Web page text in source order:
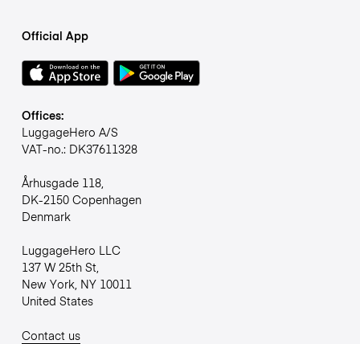
Official App
Offices:
LuggageHero A/S
VAT-no.: DK37611328
Århusgade 118,
DK-2150 Copenhagen
Denmark
LuggageHero LLC
137 W 25th St,
New York, NY 10011
United States
Contact us